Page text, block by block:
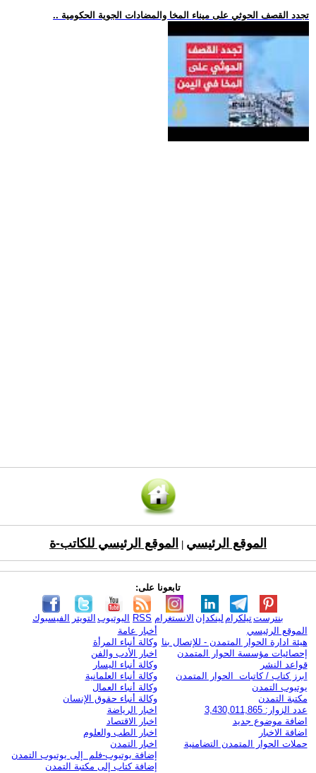
.. تجدد القصف الحوثي على ميناء المخا والمضادات الجوية الحكومية
الموقع الرئيسي الموقع الرئيسي للكاتب-ة
تابعونا على:
الفيسبوك التويتر اليوتيوب RSS الانستغرام لينكدإن تيلكرامبنترست
الموقع الرئيسي
هيئة ادارة الحوار المتمدن - للإتصال بنا
إحصائيات مؤسسة الحوار المتمدن
قواعد النشر
ابرز كتاب / كاتبات الحوار المتمدن
يوتيوب التمدن
مكتبة التمدن
عدد الزوار: 3,430,011,865
اضافة موضوع جديد
اضافة الاخبار
حملات الحوار المتمدن التضامنية
أخبار عامة
وكالة أنباء المرأة
اخبار الأدب والفن
وكالة أنباء اليسار
وكالة أنباء العلمانية
وكالة أنباء العمال
وكالة أنباء حقوق الإنسان
اخبار الرياضة
اخبار الاقتصاد
اخبار الطب والعلوم
اخبار التمدن
إضافة يوتيوب-فلم إلى يوتيوب التمدن
إضافة كتاب إلى مكتبة التمدن